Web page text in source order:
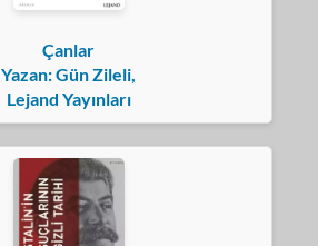
Çanlar
Yazan: Gün Zileli,
Lejand Yayınları